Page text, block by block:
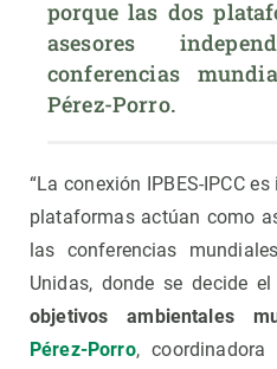
porque las dos
asesores
conferencias
Pérez-Porro.
“La conexión IPBES-IPCC
plataformas actúan como
las conferencias
Unidas, donde se decide
objetivos ambientales
Pérez-Porro, coordinadora